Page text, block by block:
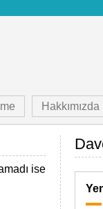
Hakkımızda
ise